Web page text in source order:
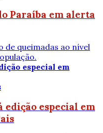
Paraíba em alerta
de queimadas ao nível
edição especial em